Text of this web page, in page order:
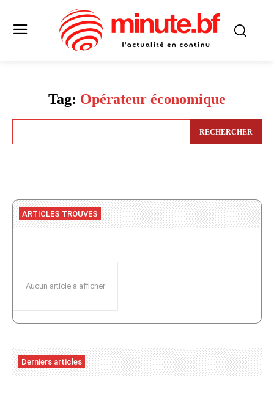
Tag: Opérateur économique
RECHERCHER
ARTICLES TROUVES
Aucun article à afficher
Derniers articles